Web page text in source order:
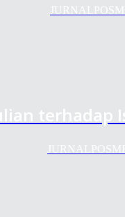
terhadap